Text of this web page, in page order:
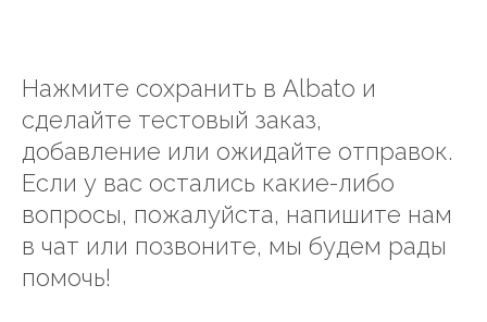
Нажмите сохранить в Albato и
сделайте тестовый заказ,
добавление или ожидайте отправок.
Если у вас остались какие-либо
вопросы, пожалуйста, напишите нам
в чат или позвоните, мы будем рады
помочь!